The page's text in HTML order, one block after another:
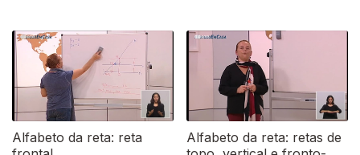
Alfabeto da reta: reta
Alfabeto da reta: retas de